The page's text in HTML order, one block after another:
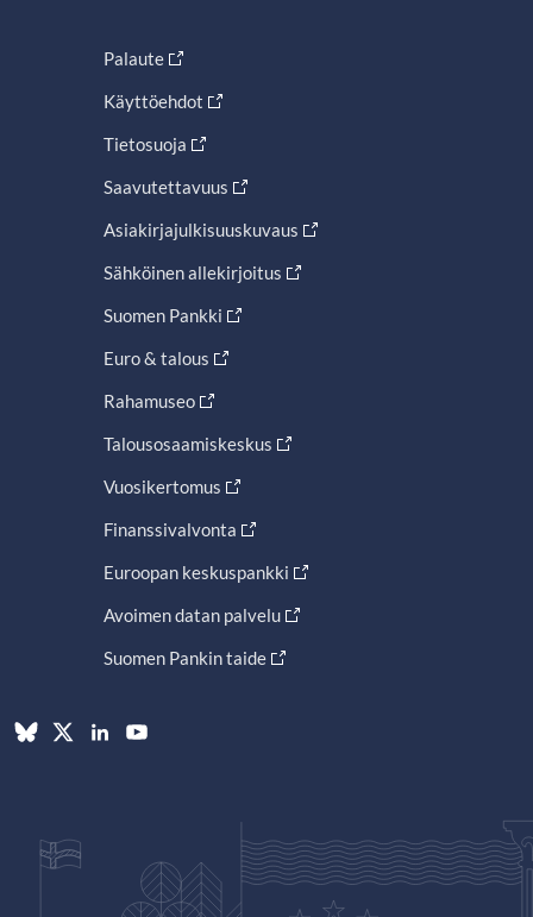
Palaute
Käyttöehdot
Tietosuoja
Saavutettavuus
Asiakirjajulkisuuskuvaus
Sähköinen allekirjoitus
Suomen Pankki
Euro & talous
Rahamuseo
Talousosaamiskeskus
Vuosikertomus
Finanssivalvonta
Euroopan keskuspankki
Avoimen datan palvelu
Suomen Pankin taide